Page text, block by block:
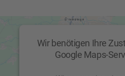
Wir benötigen Ihre
Google Maps-